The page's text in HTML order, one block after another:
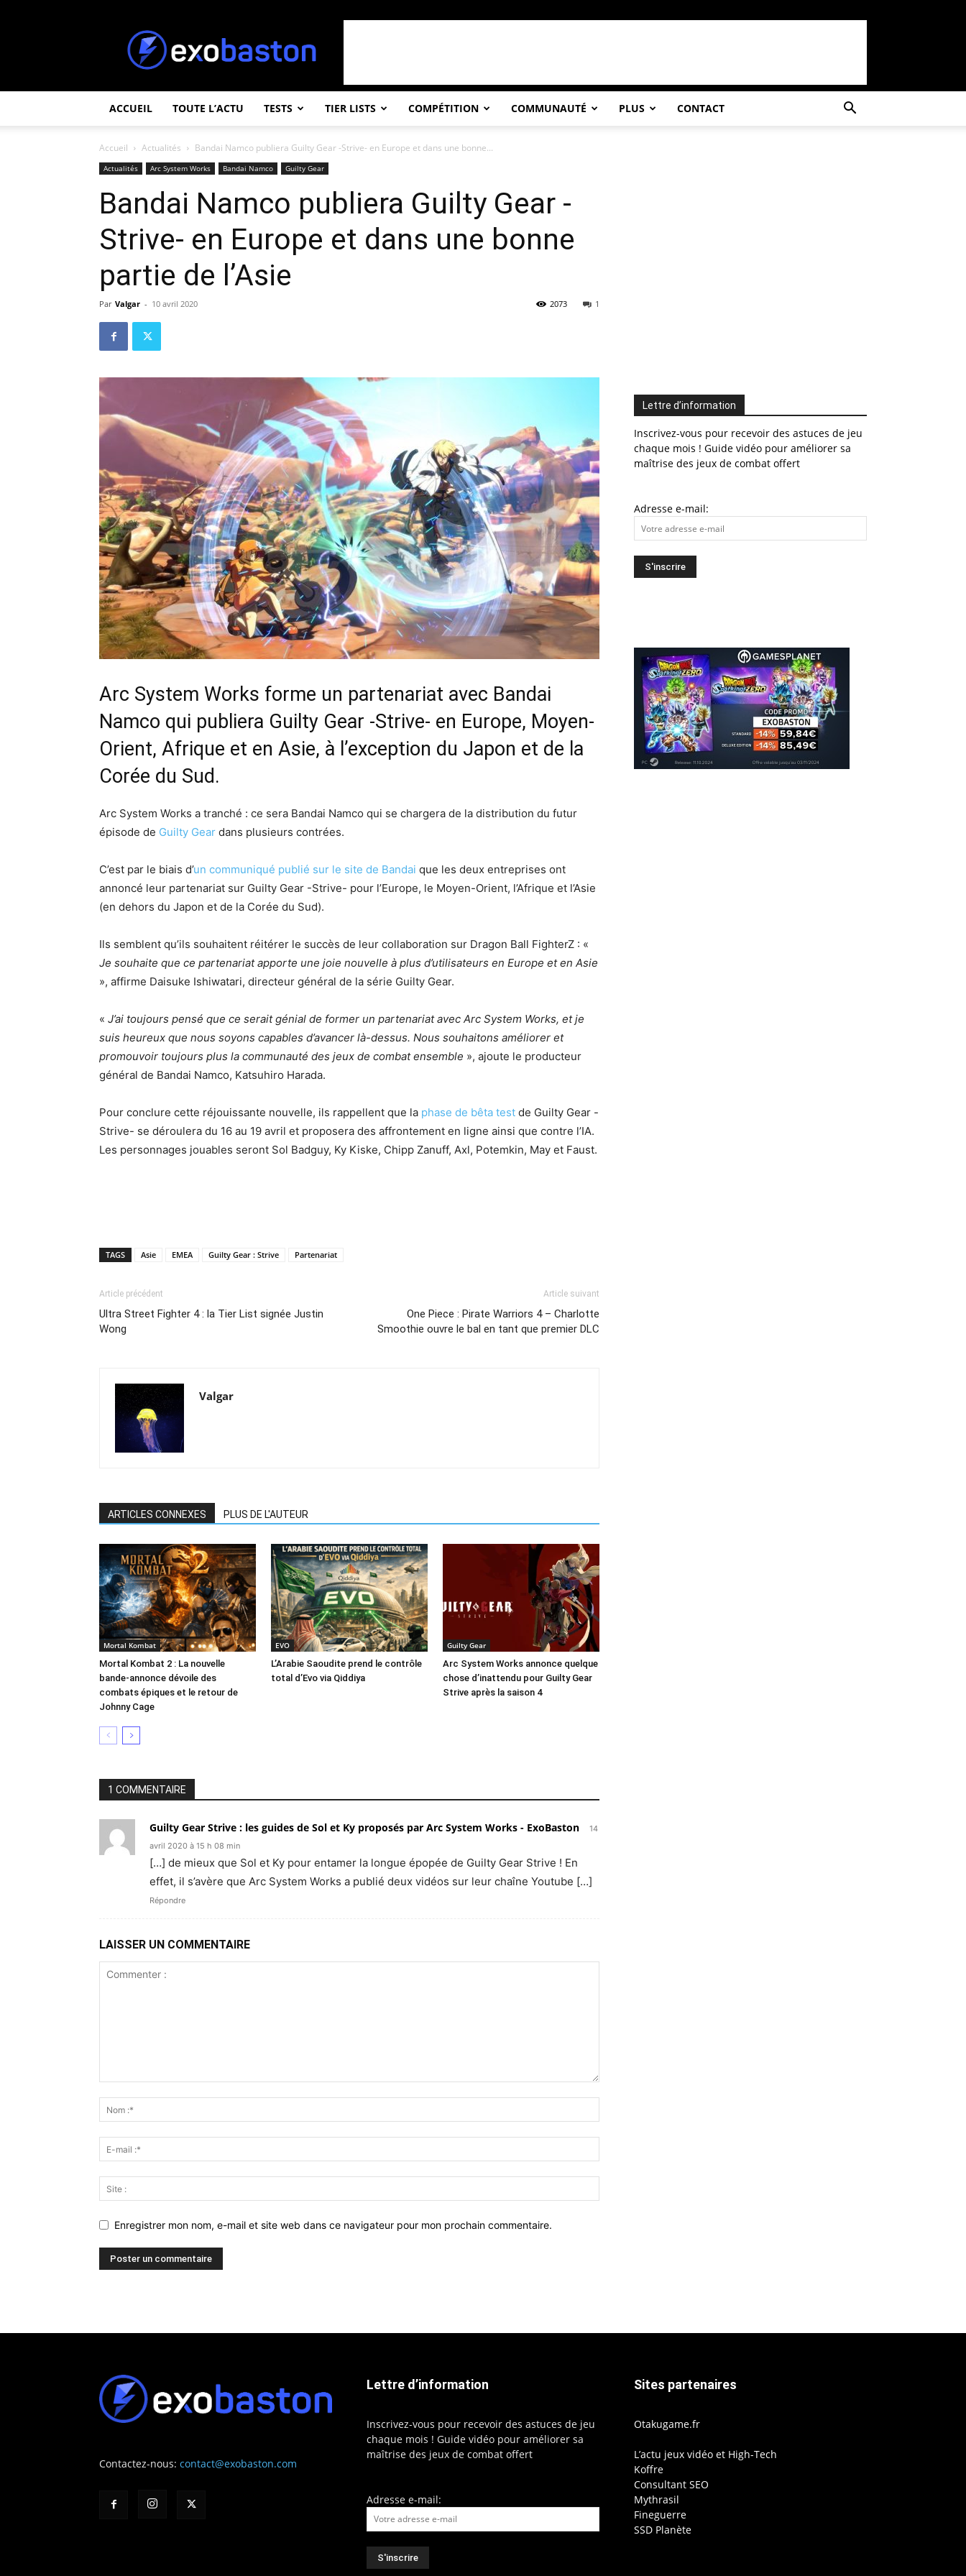
ACCUEIL TOUTE L’ACTU TESTS TIER LISTS COMPÉTITION COMMUNAUTÉ PLUS CONTACT
Accueil Actualités Bandai Namco publiera Guilty Gear -Strive- en Europe et dans une bonne...
Actualités Arc System Works Bandai Namco Guilty Gear
Bandai Namco publiera Guilty Gear -
Strive- en Europe et dans une bonne
partie de l’Asie
Par Valgar - 10 avril 2020 1
2073
Arc System Works forme un partenariat avec Bandai
Namco qui publiera Guilty Gear -Strive- en Europe, Moyen-
Orient, Afrique et en Asie, à l’exception du Japon et de la
Corée du Sud.
Arc System Works a tranché : ce sera Bandai Namco qui se chargera de la distribution du futur
épisode de Guilty Gear dans plusieurs contrées.
C’est par le biais d’un communiqué publié sur le site de Bandai que les deux entreprises ont
annoncé leur partenariat sur Guilty Gear -Strive- pour l’Europe, le Moyen-Orient, l’Afrique et l’Asie
(en dehors du Japon et de la Corée du Sud).
Ils semblent qu’ils souhaitent réitérer le succès de leur collaboration sur Dragon Ball FighterZ : «
Je souhaite que ce partenariat apporte une joie nouvelle à plus d’utilisateurs en Europe et en Asie
», affirme Daisuke Ishiwatari, directeur général de la série Guilty Gear.
« J’ai toujours pensé que ce serait génial de former un partenariat avec Arc System Works, et je
suis heureux que nous soyons capables d’avancer là-dessus. Nous souhaitons améliorer et
promouvoir toujours plus la communauté des jeux de combat ensemble », ajoute le producteur
général de Bandai Namco, Katsuhiro Harada.
Pour conclure cette réjouissante nouvelle, ils rappellent que la phase de bêta test de Guilty Gear -
Strive- se déroulera du 16 au 19 avril et proposera des affrontement en ligne ainsi que contre l’IA.
Les personnages jouables seront Sol Badguy, Ky Kiske, Chipp Zanuff, Axl, Potemkin, May et Faust.
TAGS Asie EMEA Guilty Gear : Strive Partenariat
Article précédent
Ultra Street Fighter 4 : la Tier List signée Justin
Wong
Article suivant
One Piece : Pirate Warriors 4 – Charlotte
Smoothie ouvre le bal en tant que premier DLC
Valgar
ARTICLES CONNEXES PLUS DE L'AUTEUR
Mortal Kombat
Mortal Kombat 2 : La nouvelle
bande-annonce dévoile des
combats épiques et le retour de
Johnny Cage
EVO
L’Arabie Saoudite prend le contrôle
total d’Evo via Qiddiya
Guilty Gear
Arc System Works annonce quelque
chose d’inattendu pour Guilty Gear
Strive après la saison 4
1 COMMENTAIRE
Guilty Gear Strive : les guides de Sol et Ky proposés par Arc System Works - ExoBaston
14
avril 2020 à 15 h 08 min
[…] de mieux que Sol et Ky pour entamer la longue épopée de Guilty Gear Strive ! En
effet, il s’avère que Arc System Works a publié deux vidéos sur leur chaîne Youtube […]
Répondre
LAISSER UN COMMENTAIRE
Enregistrer mon nom, e-mail et site web dans ce navigateur pour mon prochain commentaire.
Lettre d’information
Inscrivez-vous pour recevoir des astuces de jeu
chaque mois ! Guide vidéo pour améliorer sa
maîtrise des jeux de combat offert
Adresse e-mail:
Contactez-nous: contact@exobaston.com
Lettre d’information
Inscrivez-vous pour recevoir des astuces de jeu
chaque mois ! Guide vidéo pour améliorer sa
maîtrise des jeux de combat offert
Adresse e-mail:
Sites partenaires
Otakugame.fr
L’actu jeux vidéo et High-Tech
Koffre
Consultant SEO
Mythrasil
Fineguerre
SSD Planète